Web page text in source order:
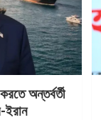
অন্তর্বর্তী
ইরান